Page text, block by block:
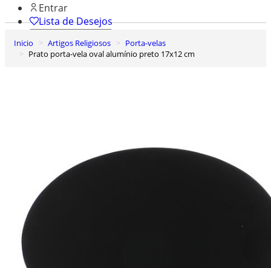
Entrar
Lista de Desejos
0
Carrinho de Compras
Inicio Artigos Religiosos
Porta-velas
Prato porta-vela oval alumínio preto 17x12 cm